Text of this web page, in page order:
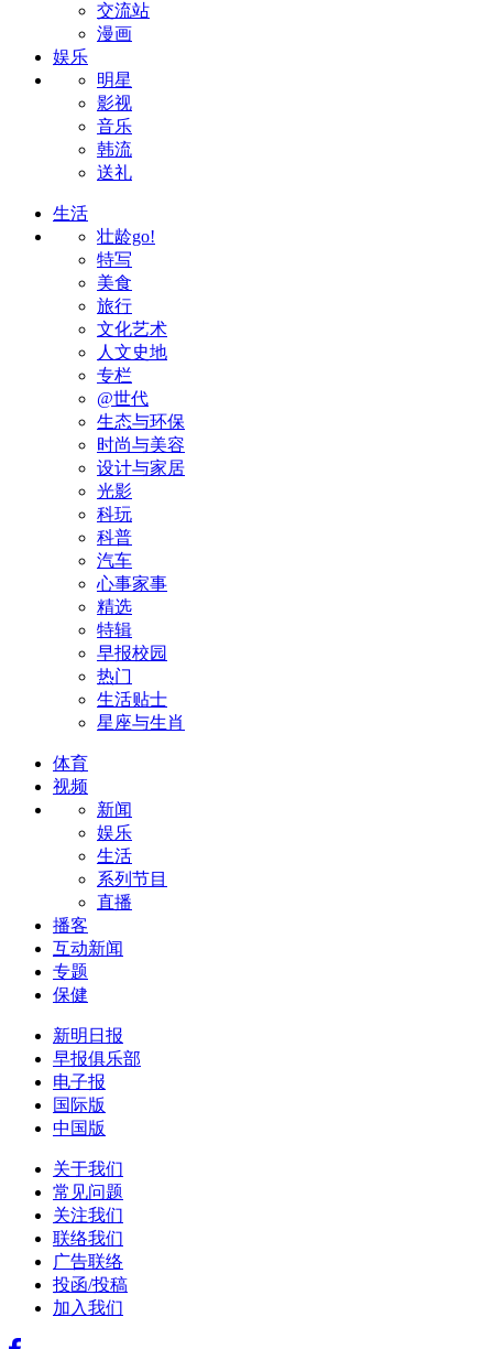
交流站
漫画
娱乐
明星
影视
音乐
韩流
送礼
生活
壮龄go!
特写
美食
旅行
文化艺术
人文史地
专栏
@世代
生态与环保
时尚与美容
设计与家居
光影
科玩
科普
汽车
心事家事
精选
特辑
早报校园
热门
生活贴士
星座与生肖
体育
视频
新闻
娱乐
生活
系列节目
直播
播客
互动新闻
专题
保健
新明日报
早报俱乐部
电子报
国际版
中国版
关于我们
常见问题
关注我们
联络我们
广告联络
投函/投稿
加入我们